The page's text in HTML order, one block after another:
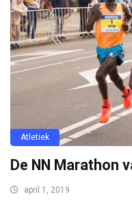
Atletiek
De NN Marathon
april 1, 2019